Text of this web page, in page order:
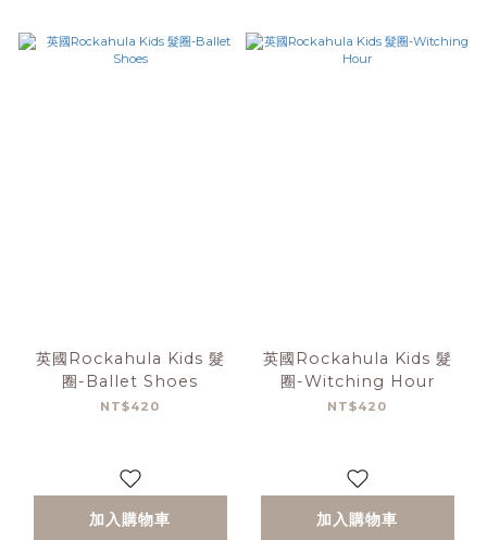
英國Rockahula Kids 髮
圈-Ballet Shoes
NT$420
加入購物車
英國Rockahula Kids 髮
圈-Witching Hour
NT$420
加入購物車